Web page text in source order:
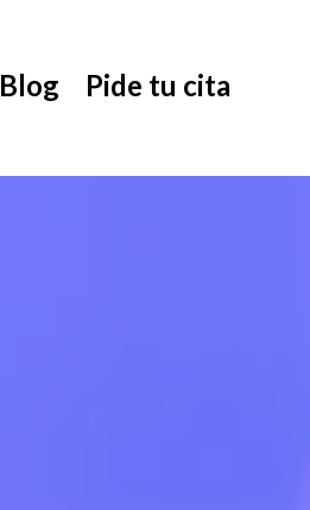
Blog Pide tu cita